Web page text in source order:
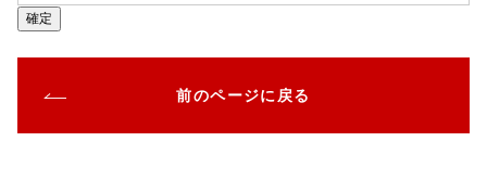
前のページに戻る